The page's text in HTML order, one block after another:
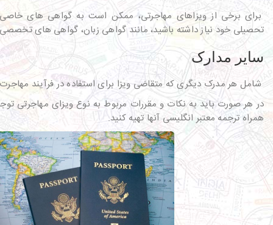
برای برخی از ویزاهای مهاجرتی، ممکن است به گواهی های خاصی
تحصیلی خود نیاز داشته باشید، مانند گواهی زبان، گواهی های
سایر مدارک
شامل هر مدرک دیگری که متقاضی ویزا برای استفاده در فرآیند
در هر صورت باید به نکات و مقررات مربوط به نوع ویزای مهاجرتی
همراه ترجمه معتبر انگلیسی آنها تهیه کنید.